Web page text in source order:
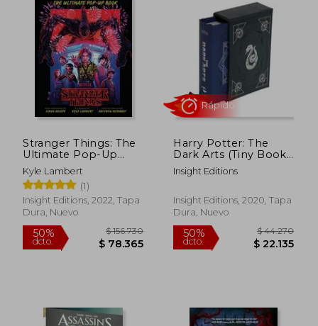
50%
dcto.
$ 136.098
$ 68.049
50%
dcto.
Stranger Things: The
Ultimate Pop-Up
Book (en Inglés)
Kyle Lambert
(1)
Insight Editions, 2022, Tapa
Dura, Nuevo
Harry Potter: The
Dark Arts (Tiny Book)
(en Inglés)
Insight Editions
Insight Editions, 2020, Tapa
Dura, Nuevo